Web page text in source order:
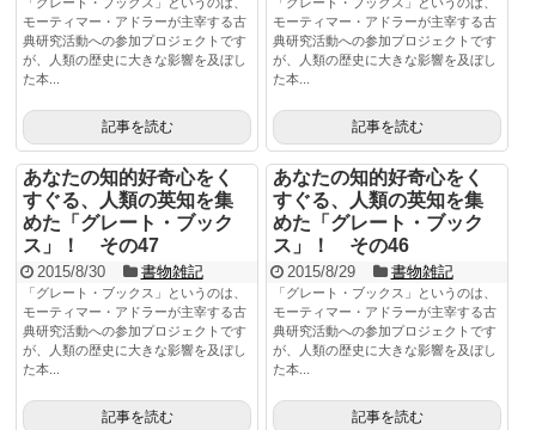
モーティマー・アドラーが主宰する古
典研究活動への参加プロジェクトです
が、人類の歴史に大きな影響を及ぼし
た本...
記事を読む
モーティマー・アドラーが主宰する古
典研究活動への参加プロジェクトです
が、人類の歴史に大きな影響を及ぼし
た本...
記事を読む
あなたの知的好奇心をく
すぐる、人類の英知を集
めた「グレート・ブック
ス」！ その47
2015/8/30 書物雑記
「グレート・ブックス」というのは、
モーティマー・アドラーが主宰する古
典研究活動への参加プロジェクトです
が、人類の歴史に大きな影響を及ぼし
た本...
記事を読む
あなたの知的好奇心をく
すぐる、人類の英知を集
めた「グレート・ブック
ス」！ その46
2015/8/29 書物雑記
「グレート・ブックス」というのは、
モーティマー・アドラーが主宰する古
典研究活動への参加プロジェクトです
が、人類の歴史に大きな影響を及ぼし
た本...
記事を読む